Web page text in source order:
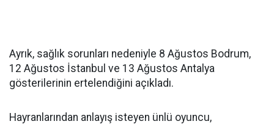
Ayrık, sağlık sorunları nedeniyle 8 Ağustos Bodrum,
12 Ağustos İstanbul ve 13 Ağustos Antalya
gösterilerinin ertelendiğini açıkladı.
Hayranlarından anlayış isteyen ünlü oyuncu,